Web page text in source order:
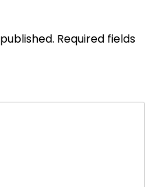
Required fields